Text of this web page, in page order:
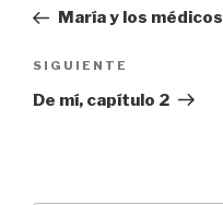
entradas
anterior:
María y los médicos
Siguiente
entrada
SIGUIENTE
De mí, capítulo 2